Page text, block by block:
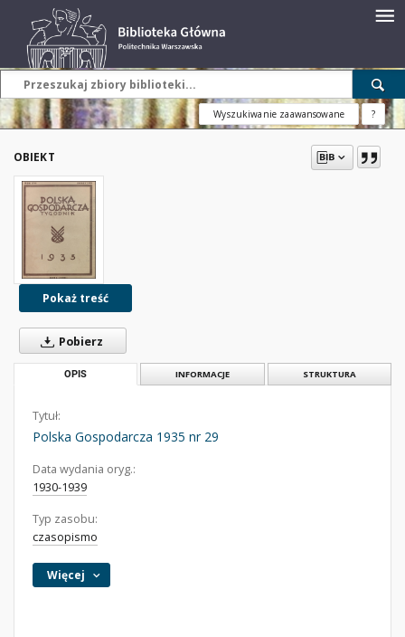
Wyszukiwanie zaawansowane ?
OBIEKT
Pokaż treść
Pobierz
OPIS INFORMACJE STRUKTURA
Tytuł:
Polska Gospodarcza 1935 nr 29
Data wydania oryg.:
1930-1939
Typ zasobu:
czasopismo
Więcej